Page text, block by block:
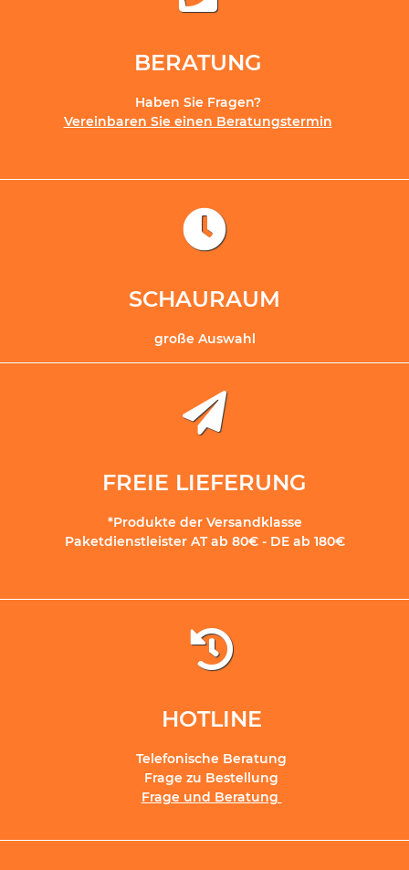
BERATUNG
Haben Sie Fragen?
Vereinbaren Sie einen Beratungstermin
SCHAURAUM
große Auswahl
FREIE LIEFERUNG
*Produkte der Versandklasse
Paketdienstleister AT ab 80€ - DE ab 180€
HOTLINE
Telefonische Beratung
Frage zu Bestellung
Frage und Beratung